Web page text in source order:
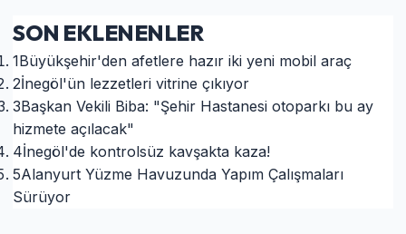
SON EKLENENLER
1Büyükşehir'den afetlere hazır iki yeni mobil araç
2İnegöl'ün lezzetleri vitrine çıkıyor
3Başkan Vekili Biba: "Şehir Hastanesi otoparkı bu ay
hizmete açılacak"
4İnegöl'de kontrolsüz kavşakta kaza!
5Alanyurt Yüzme Havuzunda Yapım Çalışmaları
Sürüyor